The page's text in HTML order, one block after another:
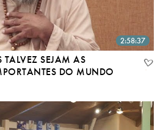
2:58:37
TALVEZ SEJAM AS
DO MUNDO